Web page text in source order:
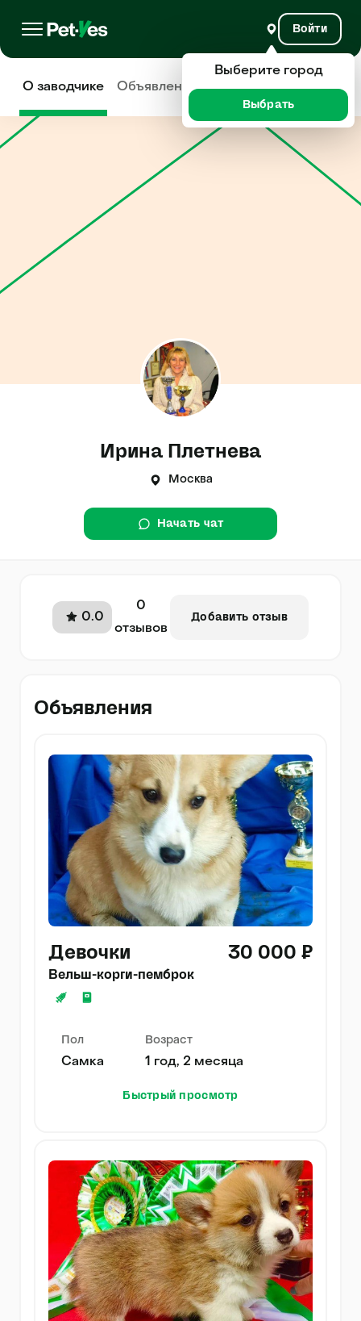
Войти
О заводчике Объявления Отзывы
Ирина Плетнева
Москва
Начать чат
0.0
0
отзывов
Добавить отзыв
Объявления
Девочки 30 000 ₽
Вельш-корги-пемброк
Пол
Самка
Возраст
1 год, 2 месяца
Быстрый просмотр
Выберите город
Выбрать